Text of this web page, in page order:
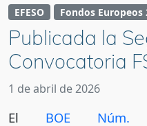
EFESO Fondos Europeos
Publicada la
Convocatoria
1 de abril de 2026
El BOE